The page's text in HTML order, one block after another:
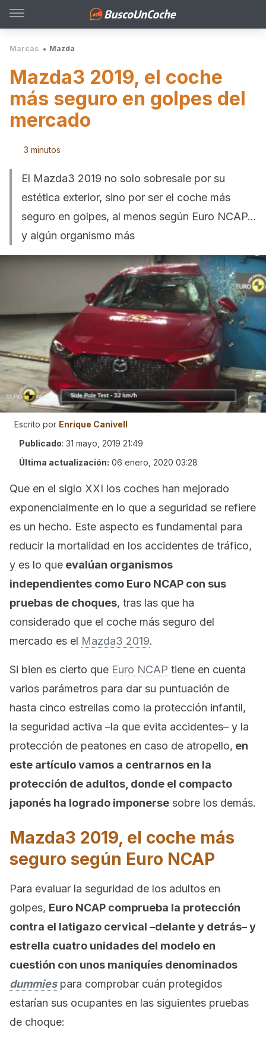
Marcas Mazda
Mazda3 2019, el coche
más seguro en golpes del
mercado
3 minutos
El Mazda3 2019 no solo sobresale por su
estética exterior, sino por ser el coche más
seguro en golpes, al menos según Euro NCAP...
y algún organismo más
Escrito por Enrique Canivell
Publicado: 31 mayo, 2019 21:49
Última actualización: 06 enero, 2020 03:28
Que en el siglo XXI los coches han mejorado
exponencialmente en lo que a seguridad se refiere
es un hecho. Este aspecto es fundamental para
reducir la mortalidad en los accidentes de tráfico,
y es lo que evalúan organismos
independientes como Euro NCAP con sus
pruebas de choques, tras las que ha
considerado que el coche más seguro del
mercado es el Mazda3 2019.
Si bien es cierto que Euro NCAP tiene en cuenta
varios parámetros para dar su puntuación de
hasta cinco estrellas como la protección infantil,
la seguridad activa –la que evita accidentes– y la
protección de peatones en caso de atropello, en
este artículo vamos a centrarnos en la
protección de adultos, donde el compacto
japonés ha logrado imponerse sobre los demás.
Mazda3 2019, el coche más
seguro según Euro NCAP
Para evaluar la seguridad de los adultos en
golpes, Euro NCAP comprueba la protección
contra el latigazo cervical –delante y detrás– y
estrella cuatro unidades del modelo en
cuestión con unos maniquíes denominados
dummiespara comprobar cuán protegidos
estarían sus ocupantes en las siguientes pruebas
de choque: